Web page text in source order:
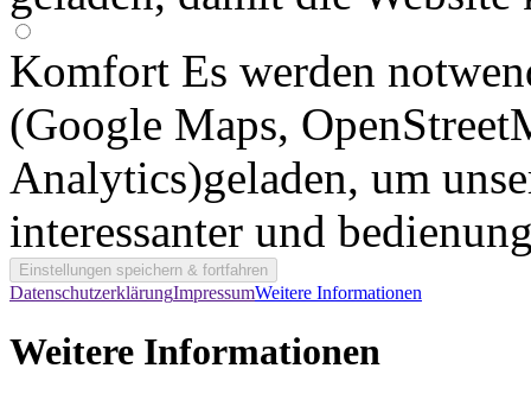
Komfort Es werden
(Google Maps,
Analytics)geladen, um
interessanter und
DatenschutzerklärungImpressumWeitere Informationen
Weitere Informationen